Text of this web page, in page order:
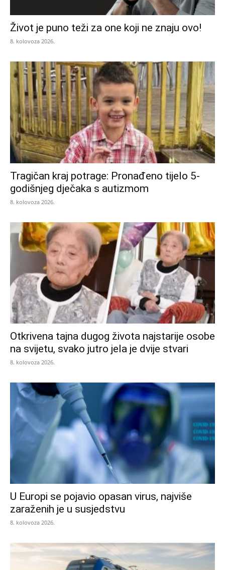
Život je puno teži za one koji ne znaju ovo!
8. kolovoza 2026.
Tragičan kraj potrage: Pronađeno tijelo 5-
godišnjeg dječaka s autizmom
8. kolovoza 2026.
Otkrivena tajna dugog života najstarije osobe
na svijetu, svako jutro jela je dvije stvari
8. kolovoza 2026.
U Europi se pojavio opasan virus, najviše
zaraženih je u susjedstvu
8. kolovoza 2026.